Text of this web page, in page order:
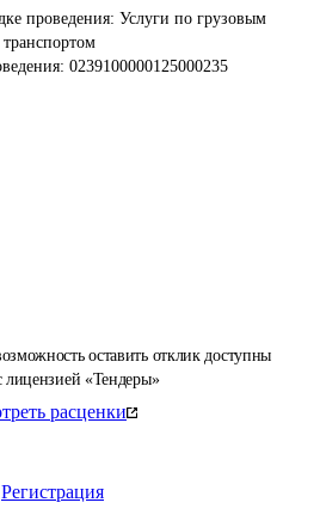
оставить отклик доступны
лицензией «Тендеры»
расценки
Регистрация
проведения: Услуги по грузовым
0239100000125000235